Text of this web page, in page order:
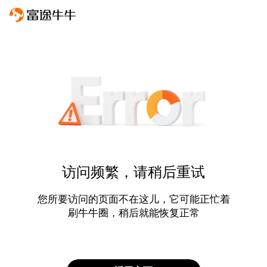
访问频繁，请稍后重试
您所要访问的页面不在这儿，它可能正忙着
刷牛牛圈，稍后就能恢复正常